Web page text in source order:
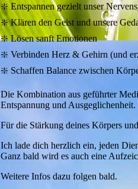
❇️ Entspannen gezielt unser
❇️ Klären den Geist und unsere
❇️ Lösen sanft Emotionen
❇️ Verbinden Herz & Gehirn (und
❇️ Schaffen Balance zwischen
Die Kombination aus geführter
Entspannung und Ausgeglichenheit.
Für die Stärkung deines Körpers
Ich lade dich herzlich ein, jeden
Ganz bald wird es auch eine
Weitere Infos dazu folgen bald.